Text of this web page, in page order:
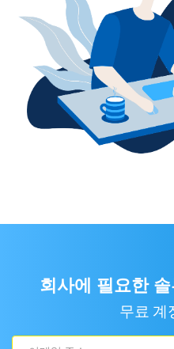
회사에 필요한
무료 계